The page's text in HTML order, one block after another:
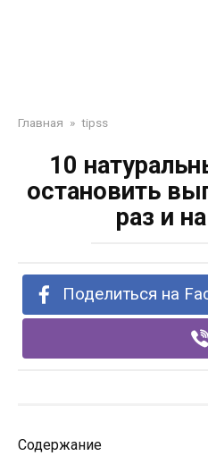
Главная » tipss
10
остановить
раз и
Поделиться на
Содержание